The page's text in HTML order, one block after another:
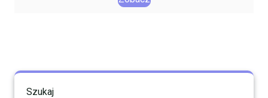
Szukaj